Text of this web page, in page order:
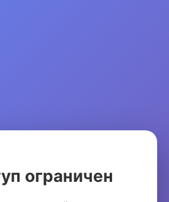
ограничен